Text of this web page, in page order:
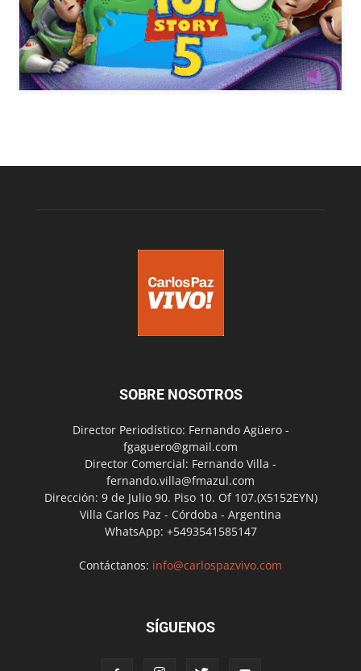
SOBRE NOSOTROS
Director Periodístico: Fernando Agüero -
fgaguero@gmail.com
Director Comercial: Fernando Villa -
fernando.villa@fmazul.com
Dirección: 9 de Julio 90. Piso 10. Of 107.(X5152EYN)
Villa Carlos Paz - Córdoba - Argentina
WhatsApp: +5493541585147
Contáctanos: info@carlospazvivo.com
SÍGUENOS